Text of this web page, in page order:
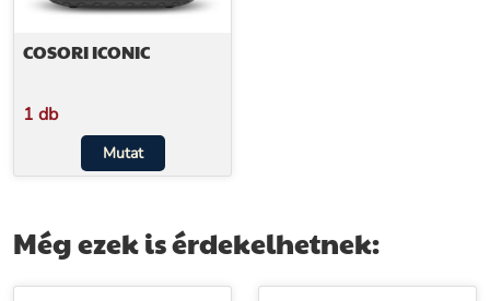
COSORI ICONIC
1 db
Mutat
Még ezek is érdekelhetnek: